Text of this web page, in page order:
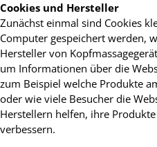
Cookies und Hersteller
Zunächst einmal sind Cookies
Computer gespeichert werden,
Hersteller von
um Informationen über die
zum Beispiel welche Produkte
oder wie viele Besucher die
Herstellern helfen, ihre
verbessern.